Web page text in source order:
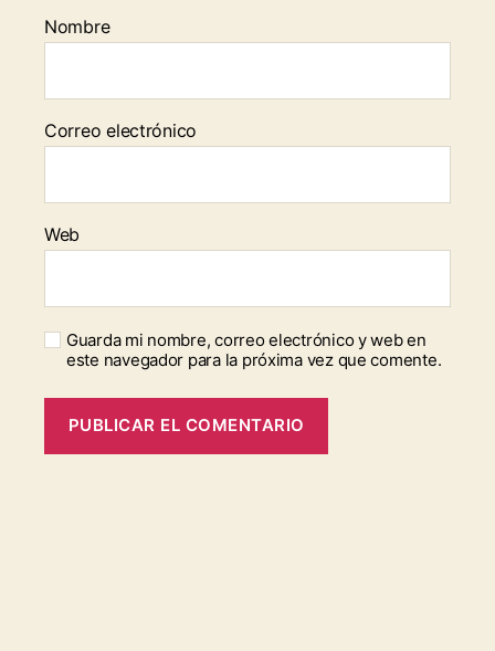
Nombre
Correo electrónico
Web
Guarda mi nombre, correo electrónico y web en
este navegador para la próxima vez que comente.